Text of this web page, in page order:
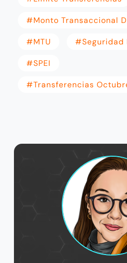
#Monto Transaccional
#MTU #seguridad
#SPEI
#transferencias